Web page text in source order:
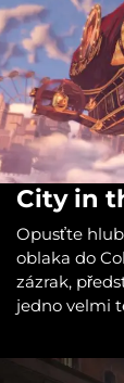
City in
Opusťte
oblaka do
zázrak,
jedno velmi